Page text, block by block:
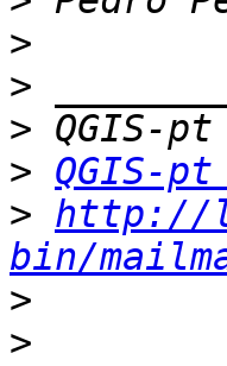
>
>
>
> QGIS-
> http://
bin/
>
>